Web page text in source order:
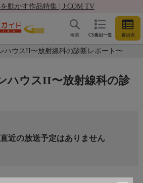
動かす作品特集 | J:COM TV
CS番組一覧 番組表
検索
ハウスII〜放射線科の診断レポート〜
ハウスII〜放射線科の診
直近の放送予定はありません